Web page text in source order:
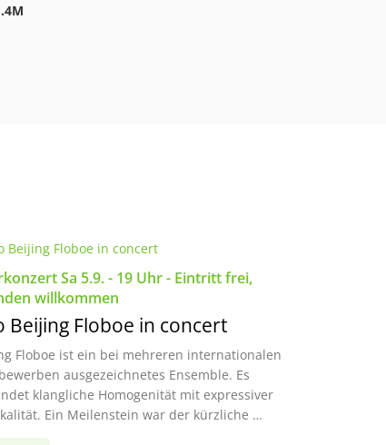
Sa 5.9. - 19 Uhr - Eintritt frei,
willkommen
Beijing Floboe in concert
Floboe ist ein bei mehreren internationalen
ausgezeichnetes Ensemble. Es
klangliche Homogenität mit expressiver
Ein Meilenstein war der kürzliche …